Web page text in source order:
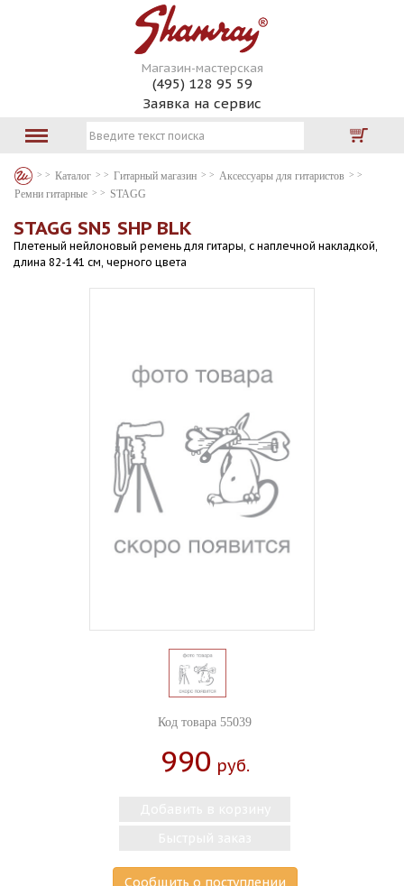
Магазин-мастерская
(495) 128 95 59
Заявка на сервис
Каталог Гитарный магазин
Аксессуары для гитаристов
Ремни гитарные
STAGG
STAGG SN5 SHP BLK
Плетеный нейлоновый ремень для гитары, с наплечной накладкой,
длина 82-141 см, черного цвета
Код товара 55039
990 Руб.
Сообщить о поступлении